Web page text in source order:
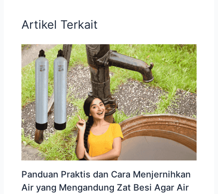
Artikel Terkait
Panduan Praktis dan Cara Menjernihkan
Air yang Mengandung Zat Besi Agar Air